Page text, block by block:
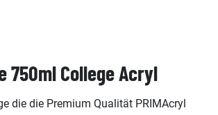
750ml College Acryl
die die Premium Qualität PRIMAcryl